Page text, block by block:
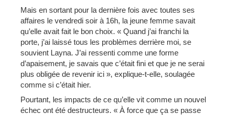
Mais en sortant pour la dernière fois avec toutes ses
affaires le vendredi soir à 16h, la jeune femme savait
qu’elle avait fait le bon choix. « Quand j’ai franchi la
porte, j’ai laissé tous les problèmes derrière moi, se
souvient Layna. J’ai ressenti comme une forme
d’apaisement, je savais que c’était fini et que je ne serai
plus obligée de revenir ici », explique-t-elle, soulagée
comme si c’était hier.
Pourtant, les impacts de ce qu’elle vit comme un nouvel
échec ont été destructeurs. « À force que ça se passe